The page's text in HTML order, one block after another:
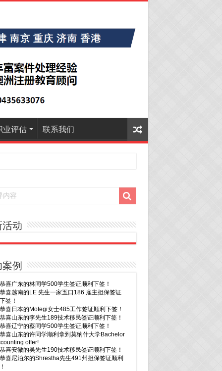
业评估 联系我们
活动
例
喜广东的林同学500学生签证顺利下签！
喜越南的LE 先生一家五口186 雇主担保签证
签！
喜日本的Motegi女士485工作签证顺利下签！
喜山东的李先生189技术移民签证顺利下签！
喜辽宁的蔡同学500学生签证顺利下签！
喜山东的许同学顺利拿到莫纳什大学Bachelor
offer!
喜安徽的吴先生190技术移民签证顺利下签！
喜尼泊尔的Shrestha先生491州担保签证顺利